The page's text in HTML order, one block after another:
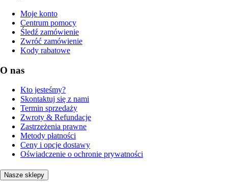
Moje konto
Centrum pomocy
Śledź zamówienie
Zwróć zamówienie
Kody rabatowe
O nas
Kto jesteśmy?
Skontaktuj się z nami
Termin sprzedaży
Zwroty & Refundacje
Zastrzeżenia prawne
Metody płatności
Ceny i opcje dostawy
Oświadczenie o ochronie prywatności
Nasze sklepy